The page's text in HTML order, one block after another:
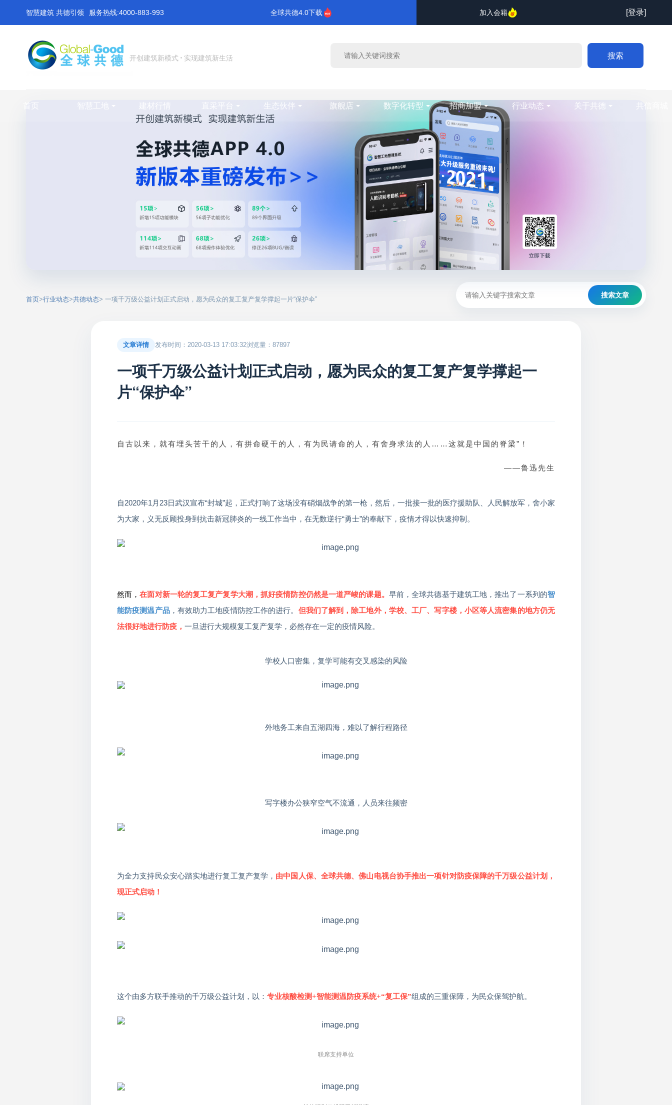
智慧建筑 共德引领 服务热线:4000-883-993 全球共德4.0下载 加入会籍 [登录]
开创建筑新模式 实现建筑新生活 搜索
首页 智慧工地 建材行情 直采平台 生态伙伴 旗舰店 数字化转型 招商加盟 行业动态 关于共德 共信商城
首页>行业动态>共德动态> 一项千万级公益计划正式启动，愿为民众的复工复产复学撑起一片“保护伞”
搜索文章
文章详情 发布时间：2020-03-13 17:03:32浏览量：87897
一项千万级公益计划正式启动，愿为民众的复工复产复学撑起一
片“保护伞”
自古以来，就有埋头苦干的人，有拼命硬干的人，有为民请命的人，有舍身求法的人……这就是中国的脊梁”！
——鲁迅先生
自2020年1月23日武汉宣布“封城”起，正式打响了这场没有硝烟战争的第一枪，然后，一批接一批的医疗援助队、人民解放军，舍小家
为大家，义无反顾投身到抗击新冠肺炎的一线工作当中，在无数逆行“勇士”的奉献下，疫情才得以快速抑制。
然而，在面对新一轮的复工复产复学大潮，抓好疫情防控仍然是一道严峻的课题。 早前，全球共德基于建筑工地，推出了一系列的智
能防疫测温产品，有效助力工地疫情防控工作的进行。 但我们了解到，除工地外，学校、工厂、写字楼，小区等人流密集的地方仍无
法很好地进行防疫， 一旦进行大规模复工复产复学，必然存在一定的疫情风险。
学校人口密集，复学可能有交叉感染的风险
外地务工来自五湖四海，难以了解行程路径
写字楼办公狭窄空气不流通，人员来往频密
为全力支持民众安心踏实地进行复工复产复学， 由中国人保、全球共德、佛山电视台协手推出一项针对防疫保障的千万级公益计划，
现正式启动！
这个由多方联手推动的千万级公益计划，以： 专业核酸检测+智能测温防疫系统+“复工保”组成的三重保障，为民众保驾护航。
联席支持单位